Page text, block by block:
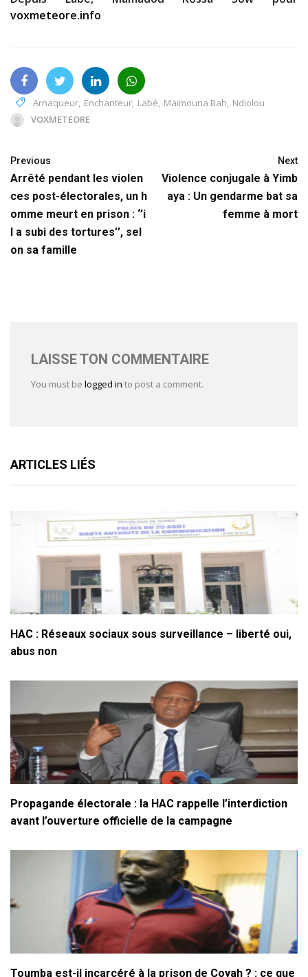
voxmeteore.info
Arnaqueur, Enchanteur, Labé, Maïmouna Bah, Ndiolou
VOXMETEORE
Previous
Arrêté pendant les violen
ces post-électorales, un h
omme meurt en prison : ‘’i
l a subi des tortures’’, sel
on sa famille
Next
Violence conjugale à Yimb
aya : Un gendarme bat sa
femme à mort
LAISSE TON COMMENTAIRE
You must be logged in to post a comment.
ARTICLES LIÉS
HAC : Réseaux sociaux sous surveillance – liberté oui,
abus non
Propagande électorale : la HAC rappelle l’interdiction
avant l’ouverture officielle de la campagne
Toumba est-il incarcéré à la prison de Coyah ? : ce que